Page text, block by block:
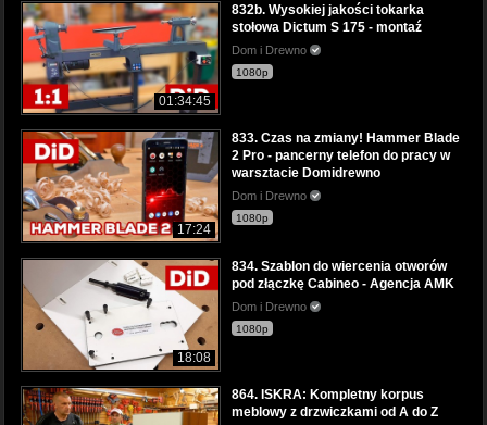
01:34:45
832b. Wysokiej jakości tokarka
stołowa Dictum S 175 - montaź
Dom i Drewno
1080p
17:24
833. Czas na zmiany! Hammer Blade
2 Pro - pancerny telefon do pracy w
warsztacie Domidrewno
Dom i Drewno
1080p
18:08
834. Szablon do wiercenia otworów
pod złączkę Cabineo - Agencja AMK
Dom i Drewno
1080p
864. ISKRA: Kompletny korpus
meblowy z drzwiczkami od A do Z